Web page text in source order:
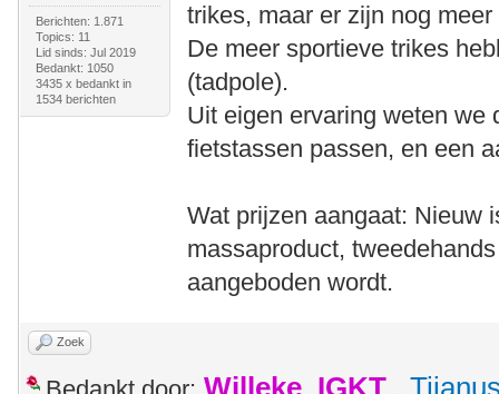
Berichten: 1.871
Topics: 11
Lid sinds: Jul 2019
Bedankt: 1050
3435 x bedankt in
1534 berichten
trikes, maar er zijn nog
De meer sportieve trikes
(tadpole).
Uit eigen ervaring weten we
fietstassen passen, en een
Wat prijzen aangaat: Nieuw
massaproduct,
aangeboden wordt.
Zoek
Willeke_IGKT ,